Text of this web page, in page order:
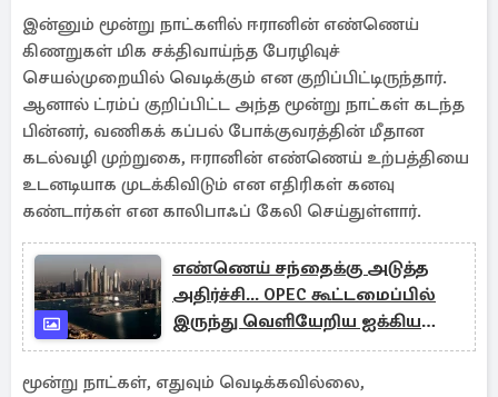
இன்னும் மூன்று நாட்களில் ஈரானின் எண்ணெய்
கிணறுகள் மிக சக்திவாய்ந்த பேரழிவுச்
செயல்முறையில் வெடிக்கும் என குறிப்பிட்டிருந்தார்.
ஆனால் ட்ரம்ப் குறிப்பிட்ட அந்த மூன்று நாட்கள் கடந்த
பின்னர், வணிகக் கப்பல் போக்குவரத்தின் மீதான
கடல்வழி முற்றுகை, ஈரானின் எண்ணெய் உற்பத்தியை
உடனடியாக முடக்கிவிடும் என எதிரிகள் கனவு
கண்டார்கள் என காலிபாஃப் கேலி செய்துள்ளார்.
எண்ணெய் சந்தைக்கு அடுத்த
அதிர்ச்சி... OPEC கூட்டமைப்பில்
இருந்து வெளியேறிய ஐக்கிய
அரபு அமீரகம்
மூன்று நாட்கள், எதுவும் வெடிக்கவில்லை,